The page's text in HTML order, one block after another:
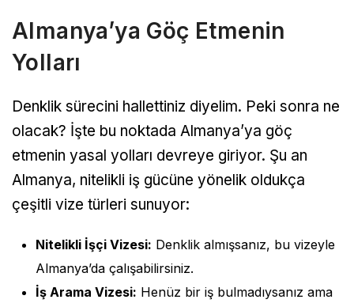
Almanya’ya Göç Etmenin
Yolları
Denklik sürecini hallettiniz diyelim. Peki sonra ne
olacak? İşte bu noktada Almanya’ya göç
etmenin yasal yolları devreye giriyor. Şu an
Almanya, nitelikli iş gücüne yönelik oldukça
çeşitli vize türleri sunuyor:
Nitelikli İşçi Vizesi: Denklik almışsanız, bu vizeyle
Almanya’da çalışabilirsiniz.
İş Arama Vizesi: Henüz bir iş bulmadıysanız ama